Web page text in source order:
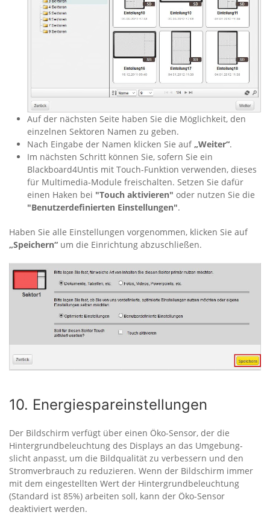
Auf der nächsten Seite haben Sie die Möglichkeit, den
einzelnen Sektoren Namen zu geben.
Nach Eingabe der Namen klicken Sie auf„Weiter“.
Im nächsten Schritt können Sie, sofern Sie ein
Blackboard4Untis mit Touch-Funktion verwenden, dieses
für Multimedia-Module freischalten. Setzen Sie dafür
einen Haken bei "Touch aktivieren" oder nutzen Sie die
"Benutzerdefinierten Einstellungen".
Haben Sie alle Einstellungen vorgenommen, klicken Sie auf
„Speichern“ um die Einrichtung abzuschließen.
10. Energiespareinstellungen
Der Bildschirm verfügt über einen Öko-Sensor, der die
Hintergrundbeleuchtung des Displays an das Umgebung­
slicht anpasst, um die Bildqualität zu verbessern und den
Stromverbrauch zu reduzieren. Wenn der Bildschirm immer
mit dem eingestellten Wert der Hintergrundbeleuchtung
(Standard ist 85%) arbeiten soll, kann der Öko-Sensor
deaktiviert werden.